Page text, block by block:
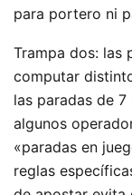
para portero ni
Trampa dos: las
computar
las paradas de
algunos
«paradas en
reglas